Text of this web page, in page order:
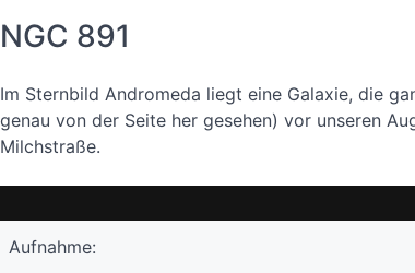
NGC 891
Im Sternbild Andromeda liegt eine Galaxie, die
genau von der Seite her gesehen) vor unseren
Milchstraße.
Aufnahme: